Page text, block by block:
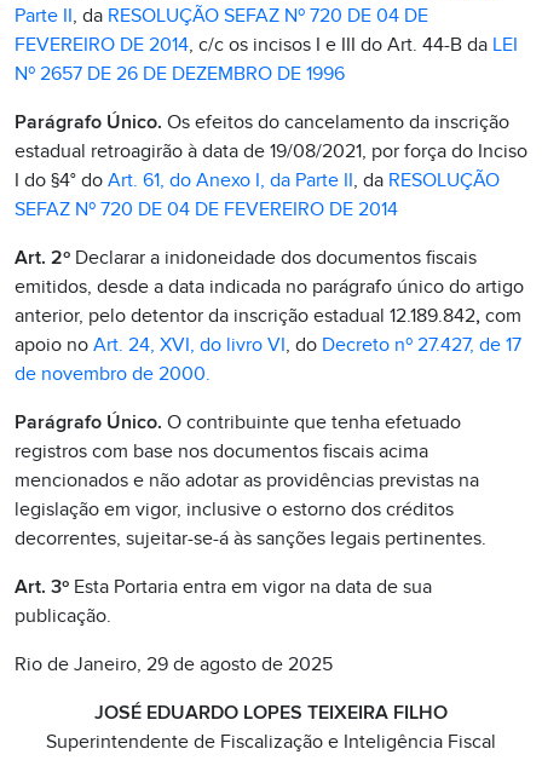
Parte II, da RESOLUÇÃO SEFAZ Nº 720 DE 04 DE
FEVEREIRO DE 2014, c/c os incisos I e III do Art. 44-B da LEI
Nº 2657 DE 26 DE DEZEMBRO DE 1996
Parágrafo Único. Os efeitos do cancelamento da inscrição
estadual retroagirão à data de 19/08/2021, por força do Inciso
I do §4° do Art. 61, do Anexo I, da Parte II, da RESOLUÇÃO
SEFAZ Nº 720 DE 04 DE FEVEREIRO DE 2014
Art. 2º Declarar a inidoneidade dos documentos fiscais
emitidos, desde a data indicada no parágrafo único do artigo
anterior, pelo detentor da inscrição estadual 12.189.842, com
apoio no Art. 24, XVI, do livro VI, do Decreto nº 27.427, de 17
de novembro de 2000.
Parágrafo Único. O contribuinte que tenha efetuado
registros com base nos documentos fiscais acima
mencionados e não adotar as providências previstas na
legislação em vigor, inclusive o estorno dos créditos
decorrentes, sujeitar-se-á às sanções legais pertinentes.
Art. 3º Esta Portaria entra em vigor na data de sua
publicação.
Rio de Janeiro, 29 de agosto de 2025
JOSÉ EDUARDO LOPES TEIXEIRA FILHO
Superintendente de Fiscalização e Inteligência Fiscal